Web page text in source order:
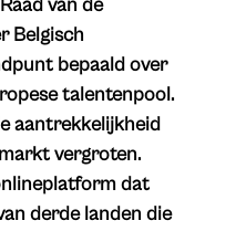
van de
Belgisch
bepaald over
talentenpool.
aantrekkelijkheid
vergroten.
dat
derde landen die